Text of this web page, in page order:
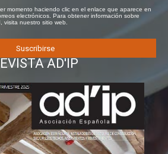
momento haciendo clic en el enlace que aparece en
electrónicos. Para obtener información sobre
visita nuestro sitio web.
AD'IP